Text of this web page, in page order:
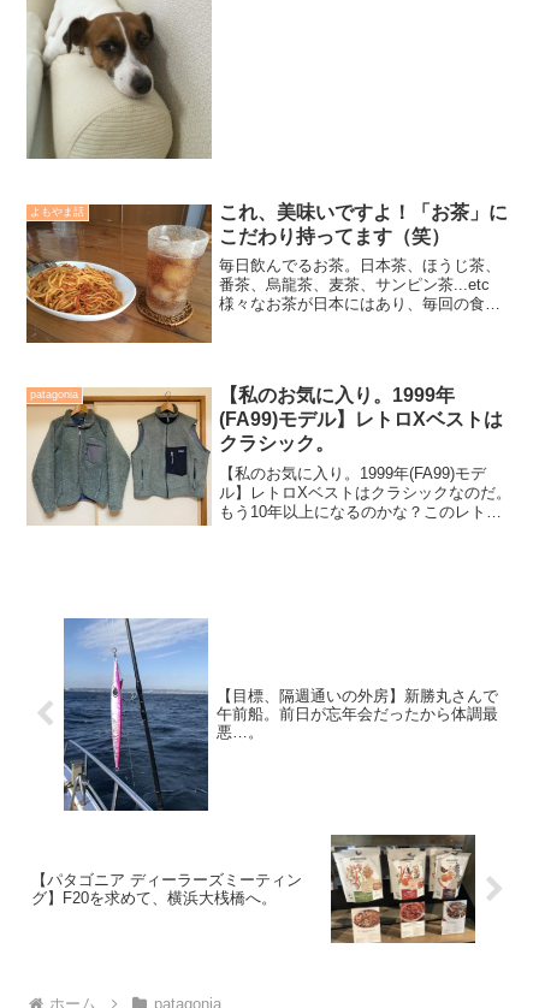
よもやま話
これ、美味いですよ！「お茶」に
こだわり持ってます（笑）
毎日飲んでるお茶。日本茶、ほうじ茶、
番茶、烏龍茶、麦茶、サンピン茶...etc
様々なお茶が日本にはあり、毎回の食卓
ットボトルに最...
patagonia
【私のお気に入り。1999年
(FA99)モデル】レトロXベストは
クラシック。
【私のお気に入り。1999年(FA99)モデ
ル】レトロXベストはクラシックなのだ。
もう10年以上になるのかな？このレトロ
【目標、隔週通いの外房】新勝丸さんで
午前船。前日が忘年会だったから体調最
悪…。
【パタゴニア ディーラーズミーティン
グ】F20を求めて、横浜大桟橋へ。
ホーム patagonia